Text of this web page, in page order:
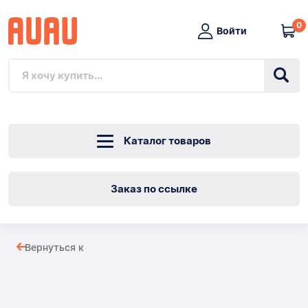
Войти
0
Каталог товаров
Заказ по ссылке
Вернуться к